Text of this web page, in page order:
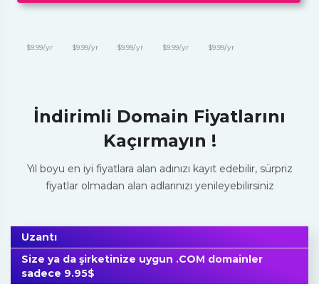
$9.99/yr $9.99/yr $9.99/yr $9.99/yr $9.99/yr
İndirimli Domain Fiyatlarını
Kaçırmayın !
Yıl boyu en iyi fiyatlara alan adınızı kayıt edebilir, sürpriz
fiyatlar olmadan alan adlarınızı yenileyebilirsiniz
Uzantı
Size ya da şirketinize uygun .COM domainler
sadece 9.95$